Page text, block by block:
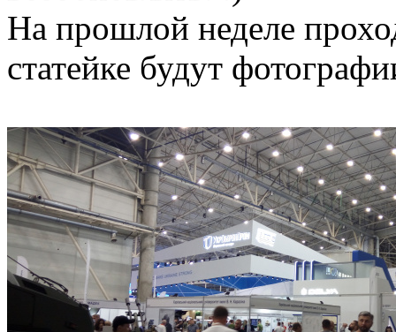
На прошлой неделе
статейке будут